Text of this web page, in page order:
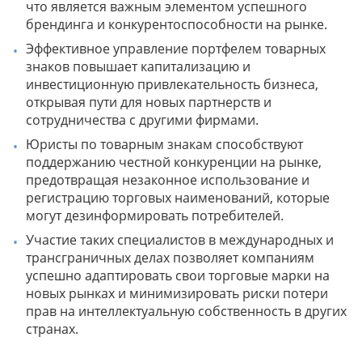
что является важным элементом успешного
брендинга и конкурентоспособности на рынке.
Эффективное управление портфелем товарных
знаков повышает капитализацию и
инвестиционную привлекательность бизнеса,
открывая пути для новых партнерств и
сотрудничества с другими фирмами.
Юристы по товарным знакам способствуют
поддержанию честной конкуренции на рынке,
предотвращая незаконное использование и
регистрацию торговых наименований, которые
могут дезинформировать потребителей.
Участие таких специалистов в международных и
трансграничных делах позволяет компаниям
успешно адаптировать свои торговые марки на
новых рынках и минимизировать риски потери
прав на интеллектуальную собственность в других
странах.